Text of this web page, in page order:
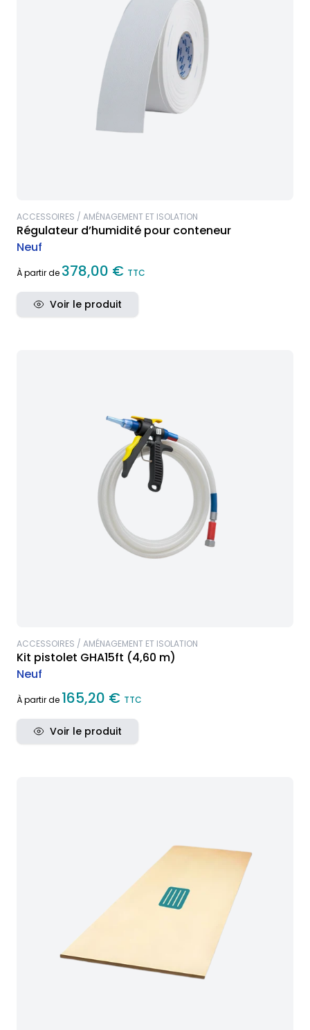
ACCESSOIRES / AMÉNAGEMENT ET ISOLATION
Régulateur d’humidité pour conteneur
Neuf
À partir de 378,00 € TTC
Voir le produit
ACCESSOIRES / AMÉNAGEMENT ET ISOLATION
Kit pistolet GHA15ft (4,60 m)
Neuf
À partir de 165,20 € TTC
Voir le produit